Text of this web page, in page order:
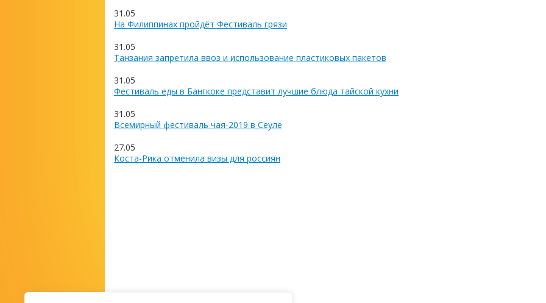
31.05
На Филиппинах пройдёт Фестиваль грязи
31.05
Танзания запретила ввоз и использование пластиковых пакетов
31.05
Фестиваль еды в Бангкоке представит лучшие блюда тайской кухни
31.05
Всемирный фестиваль чая-2019 в Сеуле
27.05
Коста-Рика отменила визы для россиян